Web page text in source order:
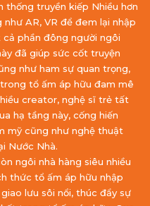
thống truyền kiếp Nhiều hơn
AR, VR để đem lại nhập
phần đông người ngôi
đã giúp sức cốt truyện
như ham sự quan trọng,
tổ ấm áp hữu đam mê
creator, nghệ sĩ trẻ tất
hạ tầng này, cống hiến
mỹ cũng như nghệ thuật
Nước Nhà.
ngôi nhà hàng siêu nhiều
thức tổ ấm áp hữu nhập
lưu sôi nổi, thúc đẩy sự